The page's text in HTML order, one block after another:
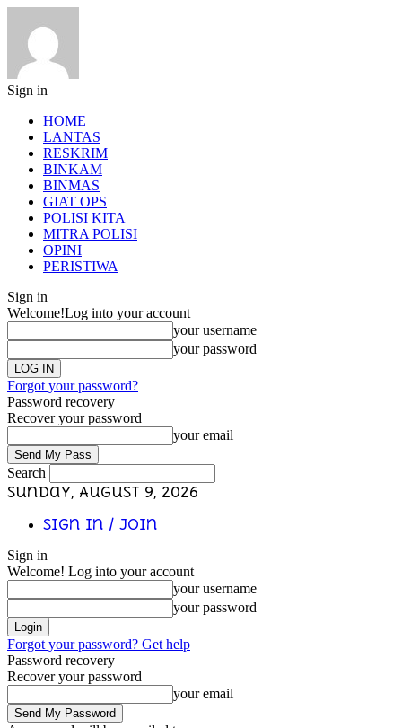
Sign in
HOME
LANTAS
RESKRIM
BINKAM
BINMAS
GIAT OPS
POLISI KITA
MITRA POLISI
OPINI
PERISTIWA
Sign in
Welcome!Log into your account
your username
your password
Forgot your password?
Password recovery
Recover your password
your email
Search
Sunday, August 9, 2026
Sign in / Join
Sign in
Welcome! Log into your account
your username
your password
Forgot your password? Get help
Password recovery
Recover your password
your email